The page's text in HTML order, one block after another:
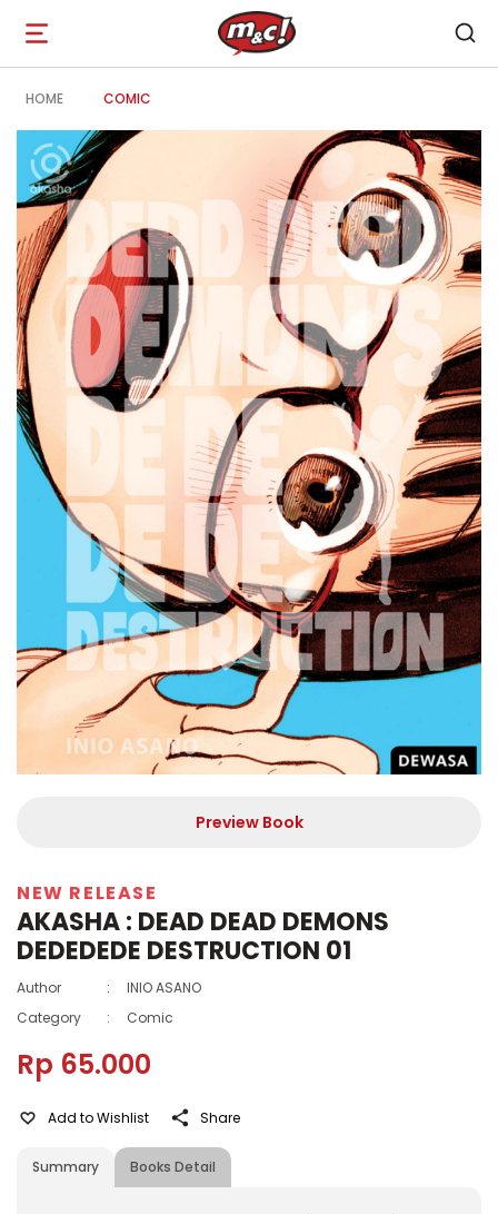
Open
navigation
HOME COMIC
Preview Book
NEW RELEASE
AKASHA : DEAD DEAD DEMONS
DEDEDEDE DESTRUCTION 01
Author :
INIO ASANO
Category
: Comic
Rp 65.000
Summary Books Detail
Add to Wishlist Share